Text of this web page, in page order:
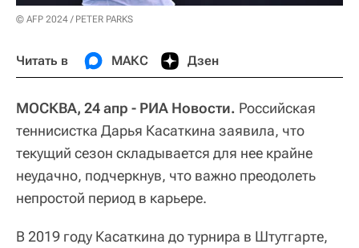
© AFP 2024 / PETER PARKS
Читать в МАКС Дзен
МОСКВА, 24 апр - РИА Новости. Российская
теннисистка Дарья Касаткина заявила, что
текущий сезон складывается для нее крайне
неудачно, подчеркнув, что важно преодолеть
непростой период в карьере.
В 2019 году Касаткина до турнира в Штутгарте,